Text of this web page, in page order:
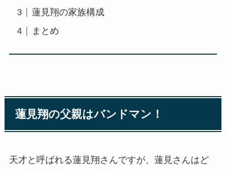
蓮見翔の家族構成
まとめ
蓮見翔の父親はバンドマン！
天才と呼ばれる蓮見翔さんですが、蓮見さんはど